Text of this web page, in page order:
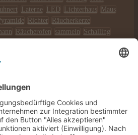
Laterne LED Lichterhaus
Maus
Richter
Räucherkerze
Räucherofen sammeln Schalling
Schalling | Gestaltung